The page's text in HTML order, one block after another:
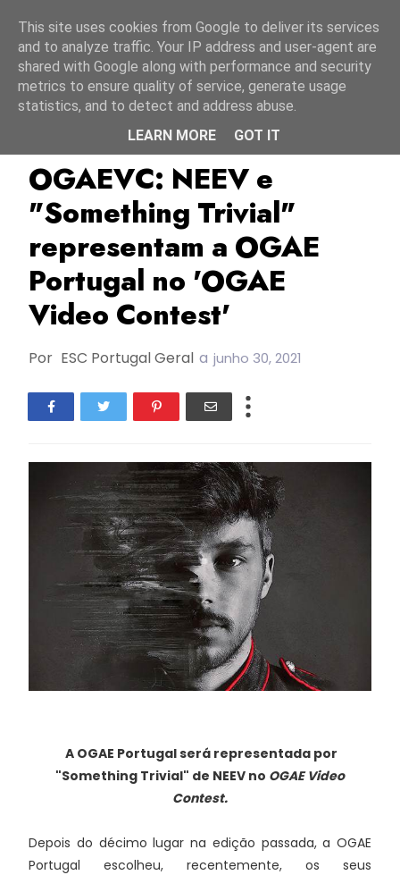
Movimento De Eurofãs
OGAEVC: NEEV e
"Something Trivial"
representam a OGAE
Portugal no 'OGAE
Video Contest'
Por ESC Portugal Geral a junho 30, 2021
A OGAE Portugal será representada por
"Something Trivial" de NEEV no OGAE Video
Contest.
Depois do décimo lugar na edição passada, a OGAE
Portugal escolheu, recentemente, os seus
This site uses cookies from Google to deliver its services
and to analyze traffic. Your IP address and user-agent are
shared with Google along with performance and security
metrics to ensure quality of service, generate usage
statistics, and to detect and address abuse.
LEARN MORE
GOT IT